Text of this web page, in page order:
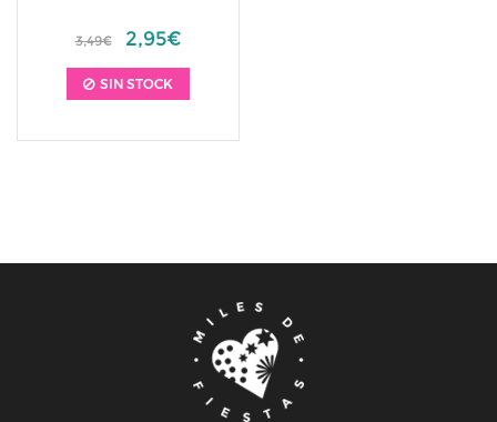
3,49€ 2,95€
SIN STOCK